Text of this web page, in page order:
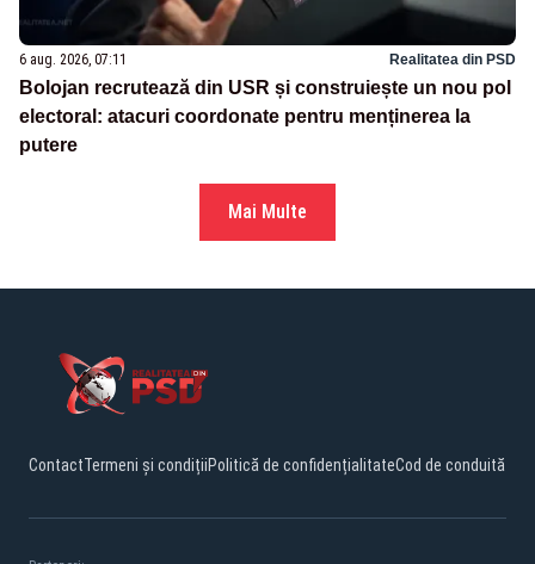
6 aug. 2026, 07:11 Realitatea din PSD
Bolojan recrutează din USR și construiește un nou pol
electoral: atacuri coordonate pentru menținerea la
putere
Mai Multe
ContactTermeni și condițiiPolitică de confidențialitateCod de conduită